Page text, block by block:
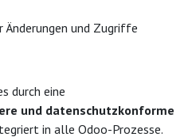
und Zugriffe
durch eine
und datenschutzkonforme
in alle Odoo-Prozesse.